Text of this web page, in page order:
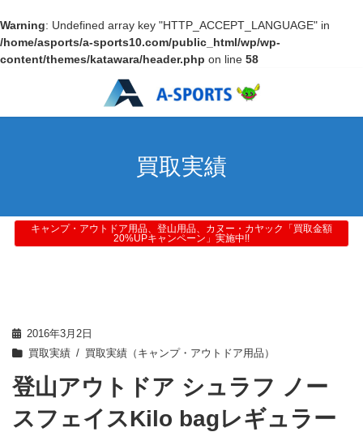
Warning: Undefined array key "HTTP_ACCEPT_LANGUAGE" in
/home/asports/a-sports10.com/public_html/wp/wp-
content/themes/katawara/header.php on line 58
買取実績
キャンプ・アウトドア用品、登山用品、カヌー・カヤック「買取金額
20%UPキャンペーン」実施中!!
2016年3月2日
買取実績
買取実績（キャンプ・アウトドア用品）
登山アウトドア シュラフ ノー
スフェイスKilo bagレギュラー